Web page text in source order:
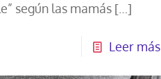
según las mamás […]
Leer más